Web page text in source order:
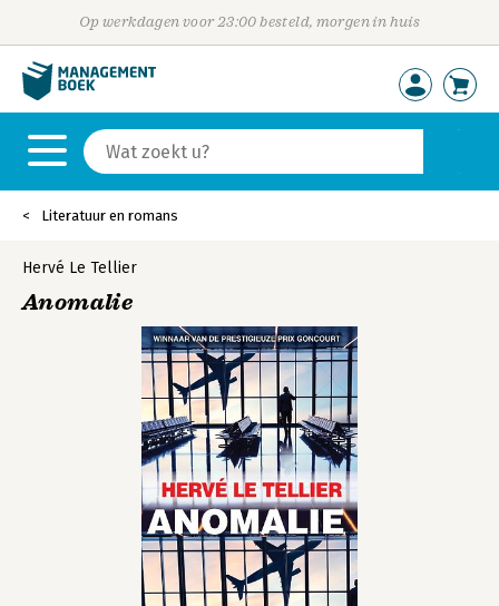
Op werkdagen voor 23:00 besteld, morgen in huis
Literatuur en romans
Hervé Le Tellier
Anomalie